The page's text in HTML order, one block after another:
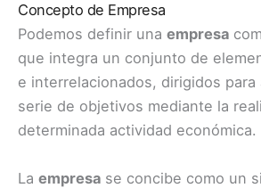
Concepto de Empresa
Podemos definir una empresa
que integra un conjunto de
e interrelacionados, dirigidos para
serie de objetivos mediante la
determinada actividad económica.
La empresa se concibe como un